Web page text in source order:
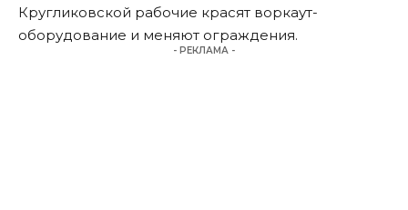
Кругликовской рабочие красят воркаут-
оборудование и меняют ограждения.
- РЕКЛАМА -